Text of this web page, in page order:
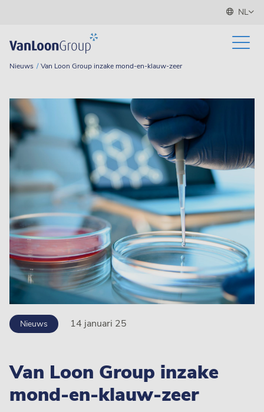
NL
Nieuws Van Loon Group inzake mond-en-klauw-zeer
Nieuws 14 januari 25
Van Loon Group inzake
mond-en-klauw-zeer